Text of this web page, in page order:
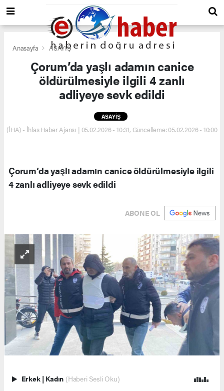
Anasayfa ASAYİŞ
Çorum’da yaşlı adamın canice
öldürülmesiyle ilgili 4 zanlı
adliyeye sevk edildi
ASAYİŞ
(İHA) - İhlas Haber Ajansı | 05.02.2026 - 10:31, Güncelleme: 05.02.2026 - 10:00
Çorum’da yaşlı adamın canice öldürülmesiyle ilgili
4 zanlı adliyeye sevk edildi
ABONE OL
Erkek | Kadın (Haberi Sesli Oku)